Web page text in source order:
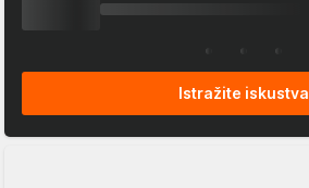
Istražite iskustva